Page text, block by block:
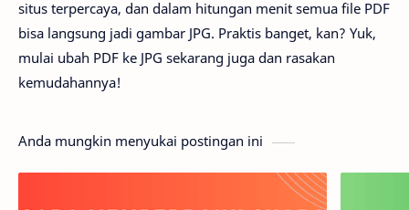
situs terpercaya, dan dalam hitungan menit semua file PDF
bisa langsung jadi gambar JPG. Praktis banget, kan? Yuk,
mulai ubah PDF ke JPG sekarang juga dan rasakan
kemudahannya!
Anda mungkin menyukai postingan ini